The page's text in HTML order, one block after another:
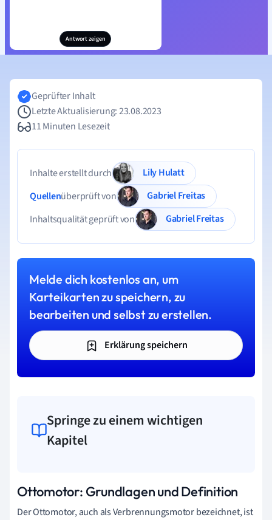
Antwort zeigen
Geprüfter Inhalt
Letzte Aktualisierung: 23.08.2023
11 Minuten Lesezeit
Inhalte erstellt durch
Lily Hulatt
Quellenüberprüft von
Gabriel Freitas
Inhaltsqualität geprüft von
Gabriel Freitas
Melde dich kostenlos an, um
Karteikarten zu speichern, zu
bearbeiten und selbst zu erstellen.
Erklärung speichern
Springe zu einem wichtigen
Kapitel
Ottomotor: Grundlagen und Definition
Der Ottomotor, auch als Verbrennungsmotor bezeichnet, ist